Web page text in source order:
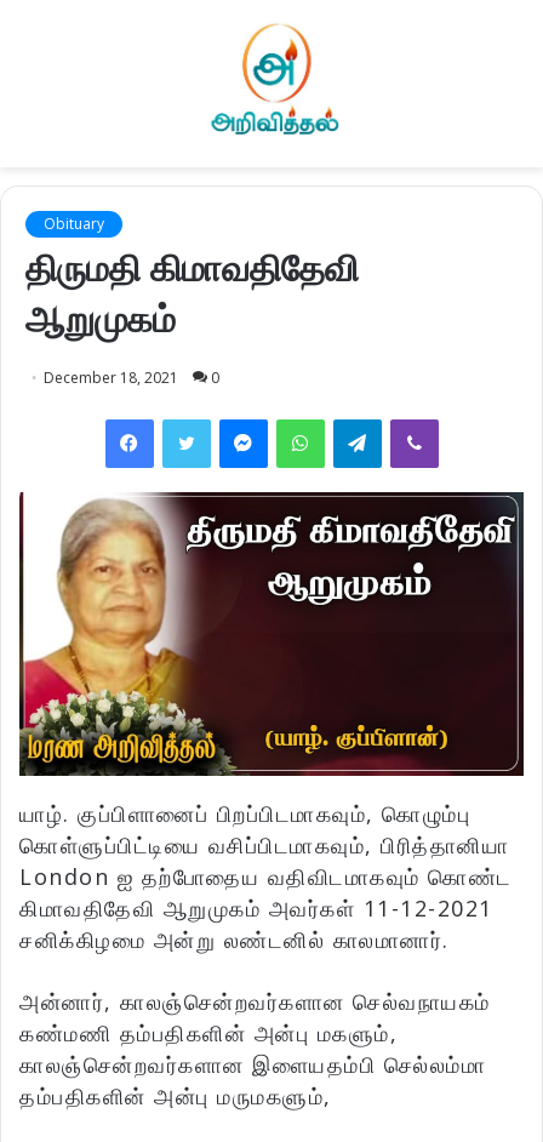
Obituary
திருமதி கிமாவதிதேவி
ஆறுமுகம்
December 18, 2021 0
FacebookTwitter MessengerWhatsAppTelegramViber
யாழ். குப்பிளானைப் பிறப்பிடமாகவும், கொழும்பு
கொள்ளுப்பிட்டியை வசிப்பிடமாகவும், பிரித்தானியா
London ஐ தற்போதைய வதிவிடமாகவும் கொண்ட
கிமாவதிதேவி ஆறுமுகம் அவர்கள் 11-12-2021
சனிக்கிழமை அன்று லண்டனில் காலமானார்.
அன்னார், காலஞ்சென்றவர்களான செல்வநாயகம்
கண்மணி தம்பதிகளின் அன்பு மகளும்,
காலஞ்சென்றவர்களான இளையதம்பி செல்லம்மா
தம்பதிகளின் அன்பு மருமகளும்,